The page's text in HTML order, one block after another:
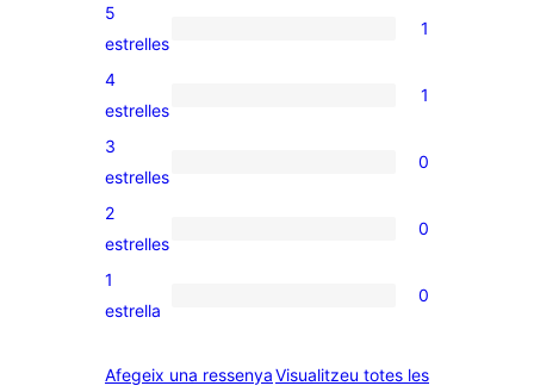
1
valoració
de
5
estrelles
1
1
valoració
de
4
estrelles
1
0
valoracions
de
3
estrelles
0
0
valoracions
de
estrelles
2
estrelles
0
0
de
1
estrella
0
Afegeix una ressenyaVisualitzeu totes lesressenyes